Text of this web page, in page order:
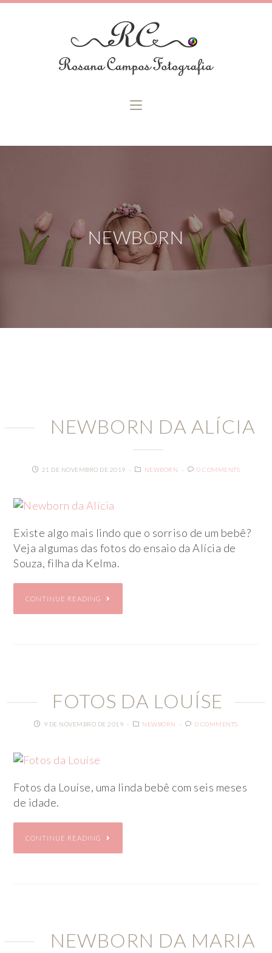
NEWBORN
NEWBORN DA ALÍCIA
21 DE NOVEMBRO DE 2019 NEWBORN 0 COMMENTS
Existe algo mais lindo que o sorriso de um bebê?
Veja algumas das fotos do ensaio da Alícia de
Souza, filha da Kelma.
CONTINUE READING
FOTOS DA LOUÍSE
9 DE NOVEMBRO DE 2019 NEWBORN 0 COMMENTS
Fotos da Louíse, uma linda bebê com seis meses
de idade.
CONTINUE READING
NEWBORN DA MARIA